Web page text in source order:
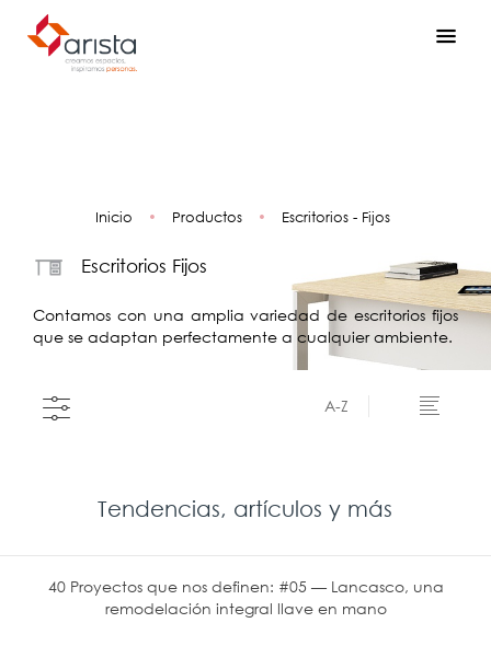
Inicio • Productos • Escritorios - Fijos
Escritorios Fijos
Contamos con una amplia variedad de escritorios fijos
que se adaptan perfectamente a cualquier ambiente.
A-Z
Tendencias, artículos y más
40 Proyectos que nos definen: #05 — Lancasco, una
remodelación integral llave en mano